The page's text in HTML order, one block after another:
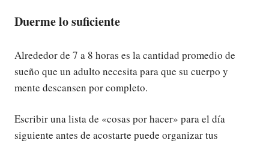
Duerme lo suficiente
Alrededor de 7 a 8 horas es la cantidad promedio de
sueño que un adulto necesita para que su cuerpo y
mente descansen por completo.
Escribir una lista de «cosas por hacer» para el día
siguiente antes de acostarte puede organizar tus